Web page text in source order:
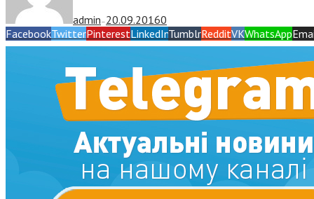
admin — 20.09.20160
FacebookTwitterPinterestLinkedInTumblrRedditVKWhatsApp